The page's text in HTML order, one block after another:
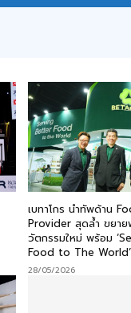
เบทาโกร นำทัพด้าน
Provider สุดล้ำ ขยาย
วัตกรรมใหม่ พร้อม
Food to The World’
28/05/2026